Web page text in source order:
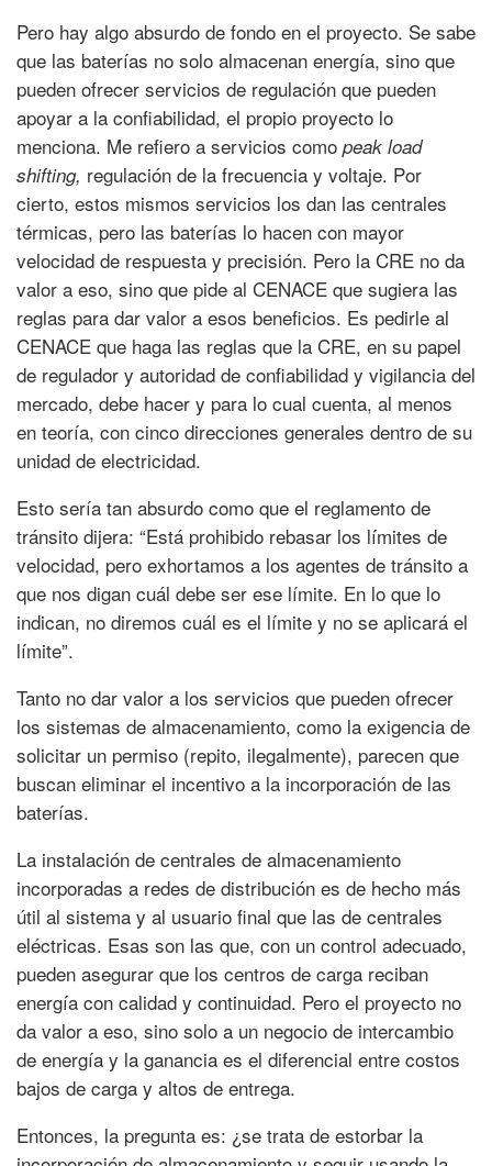
Pero hay algo absurdo de fondo en el proyecto. Se sabe
que las baterías no solo almacenan energía, sino que
pueden ofrecer servicios de regulación que pueden
apoyar a la confiabilidad, el propio proyecto lo
menciona. Me refiero a servicios como peak load
shifting, regulación de la frecuencia y voltaje. Por
cierto, estos mismos servicios los dan las centrales
térmicas, pero las baterías lo hacen con mayor
velocidad de respuesta y precisión. Pero la CRE no da
valor a eso, sino que pide al CENACE que sugiera las
reglas para dar valor a esos beneficios. Es pedirle al
CENACE que haga las reglas que la CRE, en su papel
de regulador y autoridad de confiabilidad y vigilancia del
mercado, debe hacer y para lo cual cuenta, al menos
en teoría, con cinco direcciones generales dentro de su
unidad de electricidad.
Esto sería tan absurdo como que el reglamento de
tránsito dijera: “Está prohibido rebasar los límites de
velocidad, pero exhortamos a los agentes de tránsito a
que nos digan cuál debe ser ese límite. En lo que lo
indican, no diremos cuál es el límite y no se aplicará el
límite”.
Tanto no dar valor a los servicios que pueden ofrecer
los sistemas de almacenamiento, como la exigencia de
solicitar un permiso (repito, ilegalmente), parecen que
buscan eliminar el incentivo a la incorporación de las
baterías.
La instalación de centrales de almacenamiento
incorporadas a redes de distribución es de hecho más
útil al sistema y al usuario final que las de centrales
eléctricas. Esas son las que, con un control adecuado,
pueden asegurar que los centros de carga reciban
energía con calidad y continuidad. Pero el proyecto no
da valor a eso, sino solo a un negocio de intercambio
de energía y la ganancia es el diferencial entre costos
bajos de carga y altos de entrega.
Entonces, la pregunta es: ¿se trata de estorbar la